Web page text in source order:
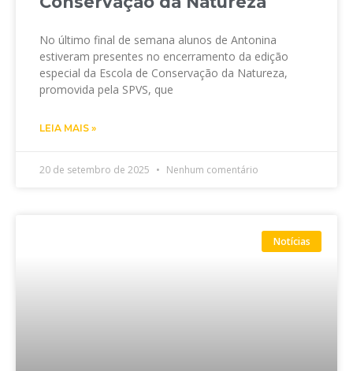
No último final de semana alunos de Antonina
estiveram presentes no encerramento da edição
especial da Escola de Conservação da Natureza,
promovida pela SPVS, que
LEIA MAIS »
20 de setembro de 2025 Nenhum comentário
Notícias